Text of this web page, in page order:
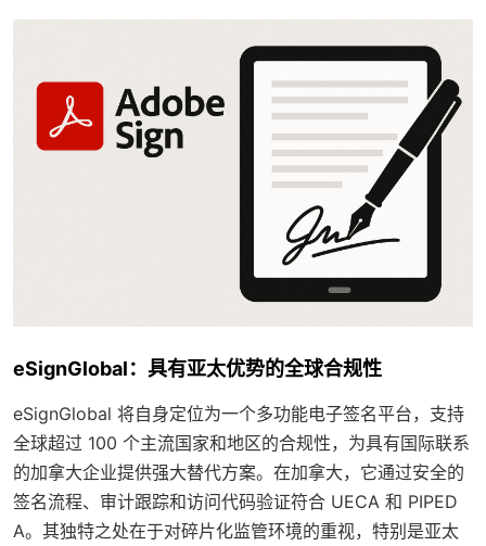
eSignGlobal：具有亚太优势的全球合规性
eSignGlobal 将自身定位为一个多功能电子签名平台，支持
全球超过 100 个主流国家和地区的合规性，为具有国际联系
的加拿大企业提供强大替代方案。在加拿大，它通过安全的
签名流程、审计跟踪和访问代码验证符合 UECA 和 PIPED
A。其独特之处在于对碎片化监管环境的重视，特别是亚太